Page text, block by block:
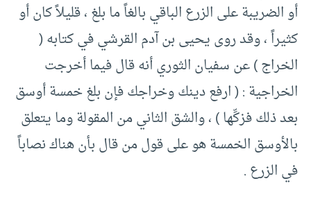
أو الضريبة على الزرع الباقي بالغاً ما بلغ ، قليلاً كان أو
كثيراً ، وقد روى يحيى بن آدم القرشي في كتابه (
الخراج ) عن سفيان الثوري أنه قال فيما أخرجت
الخراجية : ( ارفع دينك وخراجك فإن بلغ خمسة أوسق
بعد ذلك فزكِّها ) ، والشق الثاني من المقولة وما يتعلق
بالأوسق الخمسة هو على قول من قال بأن هناك نصاباً
في الزرع .